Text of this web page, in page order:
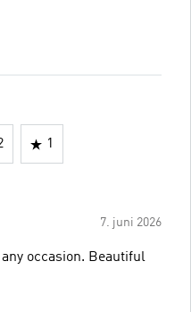
1
7. juni 2026
occasion. Beautiful